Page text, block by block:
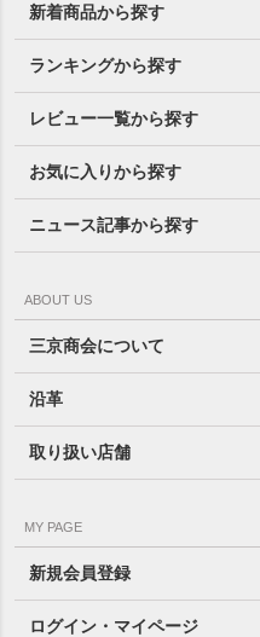
新着商品から探す
ランキングから探す
レビュー一覧から探す
お気に入りから探す
ニュース記事から探す
ABOUT US
三京商会について
沿革
取り扱い店舗
MY PAGE
新規会員登録
ログイン・マイページ